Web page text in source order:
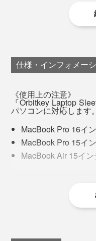
カフェでのひとり作業
『Orbitkey Laptop
ただけのワークスペー
あっという間に、“あ
仕様・インフォメー
《使用上の注意》
『Orbitkey Laptop
パソコンに対応します。
MacBook Pro 16イ
MacBook Pro 15イ
MacBook Air 15イ
Lenovo X1 Carbon
Lenovo X1 Yoga(